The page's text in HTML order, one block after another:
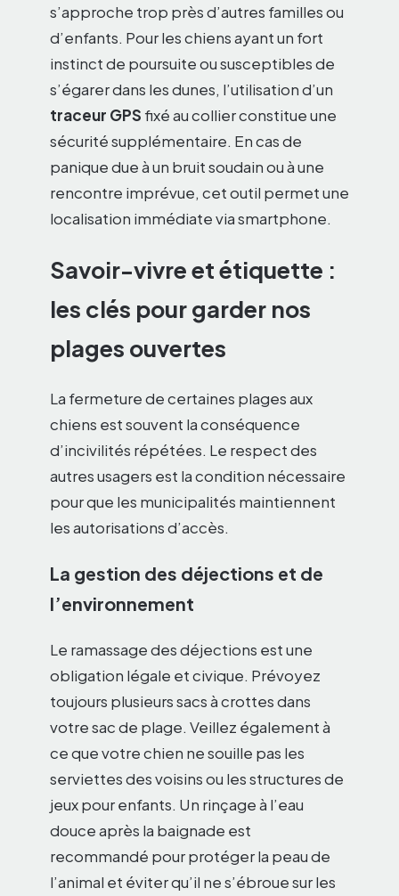
s’approche trop près d’autres familles ou
d’enfants. Pour les chiens ayant un fort
instinct de poursuite ou susceptibles de
s’égarer dans les dunes, l’utilisation d’un
traceur GPS fixé au collier constitue une
sécurité supplémentaire. En cas de
panique due à un bruit soudain ou à une
rencontre imprévue, cet outil permet une
localisation immédiate via smartphone.
Savoir-vivre et étiquette :
les clés pour garder nos
plages ouvertes
La fermeture de certaines plages aux
chiens est souvent la conséquence
d’incivilités répétées. Le respect des
autres usagers est la condition nécessaire
pour que les municipalités maintiennent
les autorisations d’accès.
La gestion des déjections et de
l’environnement
Le ramassage des déjections est une
obligation légale et civique. Prévoyez
toujours plusieurs sacs à crottes dans
votre sac de plage. Veillez également à
ce que votre chien ne souille pas les
serviettes des voisins ou les structures de
jeux pour enfants. Un rinçage à l’eau
douce après la baignade est
recommandé pour protéger la peau de
l’animal et éviter qu’il ne s’ébroue sur les